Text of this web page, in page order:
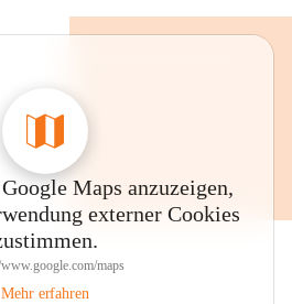
Maps anzuzeigen,
externer Cookies
maps
Mehr erfahren